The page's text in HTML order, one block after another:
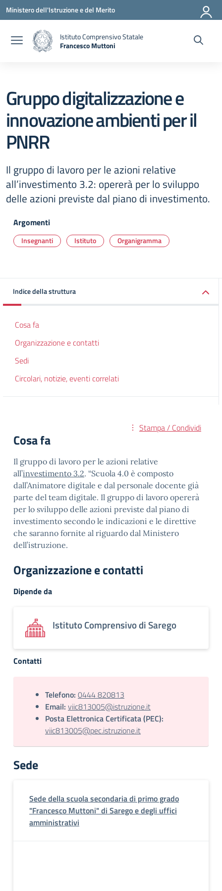
Vai ai contenuti
Vai al menu di navigazione
Vai al footer
Ministero dell'Istruzione e del Merito
Istituto Comprensivo Statale
Francesco Muttoni
Gruppo digitalizzazione e
innovazione ambienti per il
PNRR
Il gruppo di lavoro per le azioni relative
all’investimento 3.2: opererà per lo sviluppo
delle azioni previste dal piano di investimento.
Argomenti
Insegnanti Istituto Organigramma
Indice della struttura
Cosa fa
Organizzazione e contatti
Sedi
Circolari, notizie, eventi correlati
Stampa / Condividi
Cosa fa
Il gruppo di lavoro per le azioni relative
all’investimento 3.2. “Scuola 4.0 è composto
dall’Animatore digitale e dal personale docente già
parte del team digitale. Il gruppo di lavoro opererà
per lo sviluppo delle azioni previste dal piano di
investimento secondo le indicazioni e le direttive
che saranno fornite al riguardo dal Ministero
dell’istruzione.
Organizzazione e contatti
Dipende da
Istituto Comprensivo di Sarego
Contatti
Telefono: 0444 820813
Email: viic813005@istruzione.it
Posta Elettronica Certificata (PEC):
viic813005@pec.istruzione.it
Sede
Sede della scuola secondaria di primo grado
"Francesco Muttoni" di Sarego e degli uffici
amministrativi